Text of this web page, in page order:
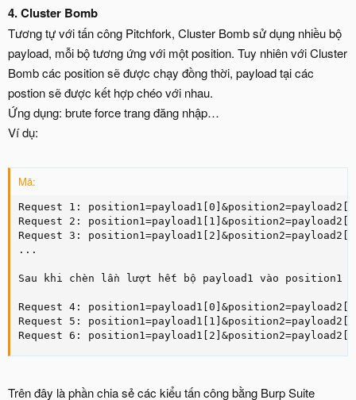
4. Cluster Bomb
Tương tự với tấn công Pitchfork, Cluster Bomb sử dụng nhiều bộ
payload, mỗi bộ tương ứng với một position. Tuy nhiên với Cluster
Bomb các position sẽ được chạy đồng thời, payload tại các
postion sẽ được kết hợp chéo với nhau.
Ứng dụng: brute force trang đăng nhập…
Ví dụ:
Mã:
Request 1:
Request 2:
Request 3:
...
Sau khi chèn lần lượt hết bộ payload1 vào
Request 4:
Request 5:
Request 6:
Trên đây là phần chia sẻ các kiểu tấn công bằng Burp Suite